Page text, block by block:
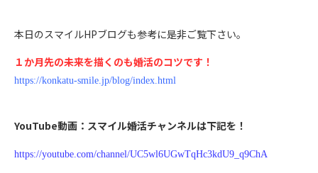
本日のスマイルHPブログも参考に是非ご覧下さい。
１か月先の未来を描くのも婚活のコツです！
https://konkatu-smile.jp/blog/index.html
YouTube動画：スマイル婚活チャンネルは下記を！
https://youtube.com/channel/UC5wl6UGwTqHc3kdU9_q9ChA